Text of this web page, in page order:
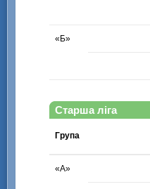
«Б»
Старша ліга
Група
«А»